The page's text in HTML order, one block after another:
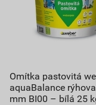
Omítka pastovitá
aquaBalance
mm BI00 – bílá 25